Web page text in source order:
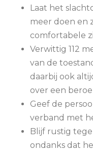
Laat het
meer doen en
comfortabele
Verwittig 112
van de
daarbij ook
over een
Geef de
verband met
Blijf rustig
ondanks dat